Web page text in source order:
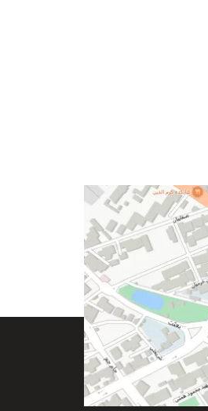
قیمت خرید گچ میکرونیزه سمنان
مخصوص سفیدکاری
گچ میکرونیزه سمنان با بهترین کیفیت
مخصوص سفیدکاری سطوح ساختمانی از
درصدی گچ میکرونیزه سمنان و سفیدی فوق